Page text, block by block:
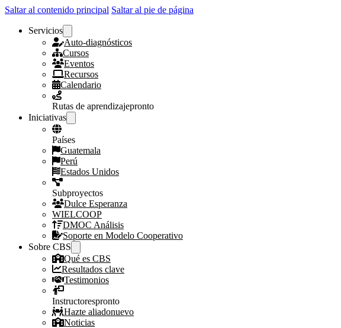
Saltar al contenido principal Saltar al pie de página
Servicios
Auto-diagnósticos
Cursos
Eventos
Recursos
Calendario
Rutas de aprendizajepronto
Iniciativas
Países
Guatemala
Perú
Estados Unidos
Subproyectos
Dulce Esperanza
WIELCOOP
DMOC Análisis
Soporte en Modelo Cooperativo
Sobre CBS
Qué es CBS
Resultados clave
Testimonios
Instructorespronto
Hazte aliadonuevo
Noticias